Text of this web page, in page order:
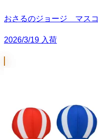
おさるのジョージ マス
2026/3/19 入荷